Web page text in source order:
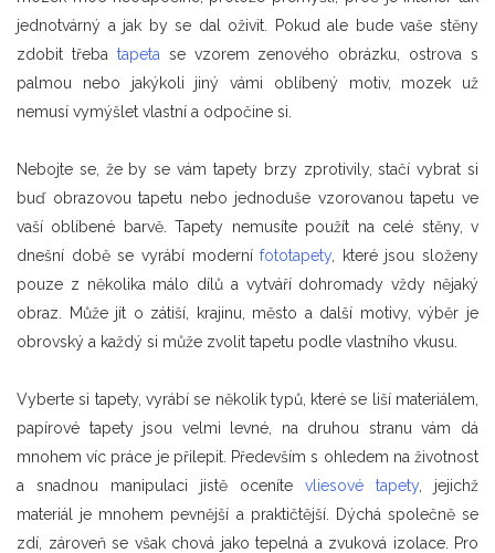
jednotvárný a jak by se dal oživit. Pokud ale bude vaše stěny
zdobit třeba tapeta se vzorem zenového obrázku, ostrova s
palmou nebo jakýkoli jiný vámi oblíbený motiv, mozek už
nemusí vymýšlet vlastní a odpočine si.
Nebojte se, že by se vám tapety brzy zprotivily, stačí vybrat si
buď obrazovou tapetu nebo jednoduše vzorovanou tapetu ve
vaší oblíbené barvě. Tapety nemusíte použít na celé stěny, v
dnešní době se vyrábí modernífototapety, které jsou složeny
pouze z několika málo dílů a vytváří dohromady vždy nějaký
obraz. Může jít o zátiší, krajinu, město a další motivy, výběr je
obrovský a každý si může zvolit tapetu podle vlastního vkusu.
Vyberte si tapety, vyrábí se několik typů, které se liší materiálem,
papírové tapety jsou velmi levné, na druhou stranu vám dá
mnohem víc práce je přilepit. Především s ohledem na životnost
a snadnou manipulaci jistě oceníte vliesové tapety, jejichž
materiál je mnohem pevnější a praktičtější. Dýchá společně se
zdí, zároveň se však chová jako tepelná a zvuková izolace. Pro